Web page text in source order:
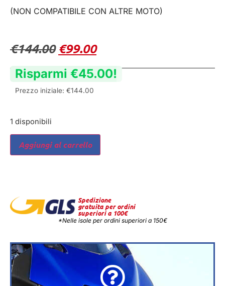
(NON COMPATIBILE CON ALTRE MOTO)
€144.00 €99.00
Risparmi €45.00!
Prezzo iniziale: €144.00
1 disponibili
Aggiungi al carrello
Spedizione
gratuita per ordini
superiori a 100€
*Nelle isole per ordini superiori a 150€